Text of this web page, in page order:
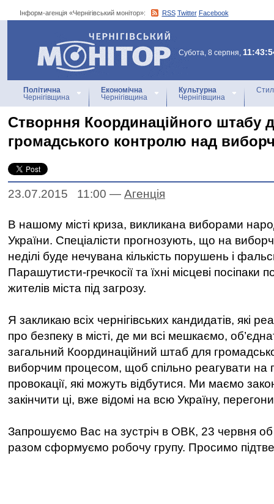
Інформ-агенція «Чернігівський монітор»: RSS Twitter Facebook
Інформ-агенція
«Чернігівський монітор»
Субота, 8 серпня,
Політична
Чернігівщина
Економічна
Чернігівщина
Культурна
Чернігівщина
Cтворння Координаційного штабу
громадського контролю над
23.07.2015 11:00 — Агенцiя
В нашому місті криза, викликана виборами
України. Спеціалісти прогнозують, що на
неділі буде нечувана кількість порушень і
Парашутисти-гречкосії та їхні місцеві посіпаки
жителів міста під загрозу.
Я закликаю всіх чернігівських кандидатів, які
про безпеку в місті, де ми всі мешкаємо,
загальний Координаційний штаб для
виборчим процесом, щоб спільно реагувати на
провокації, які можуть відбутися. Ми маємо
закінчити ці, вже відомі на всю Україну,
Запрошуємо Вас на зустріч в ОВК, 23 червня об
разом сформуємо робочу групу. Просимо